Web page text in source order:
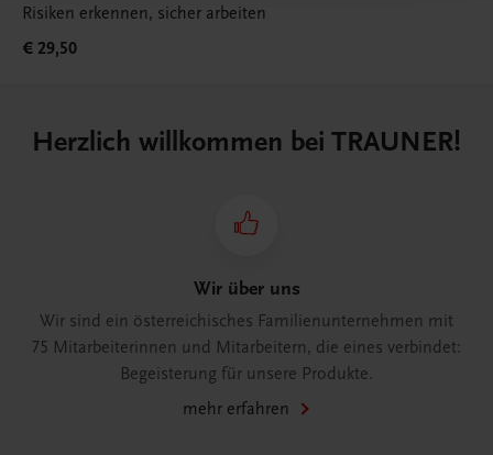
Risiken erkennen, sicher arbeiten
€ 29,50
Herzlich willkommen bei TRAUNER!
Wir über uns
Wir sind ein österreichisches Familienunternehmen mit
75 Mitarbeiterinnen und Mitarbeitern, die eines verbindet:
Begeisterung für unsere Produkte.
mehr erfahren